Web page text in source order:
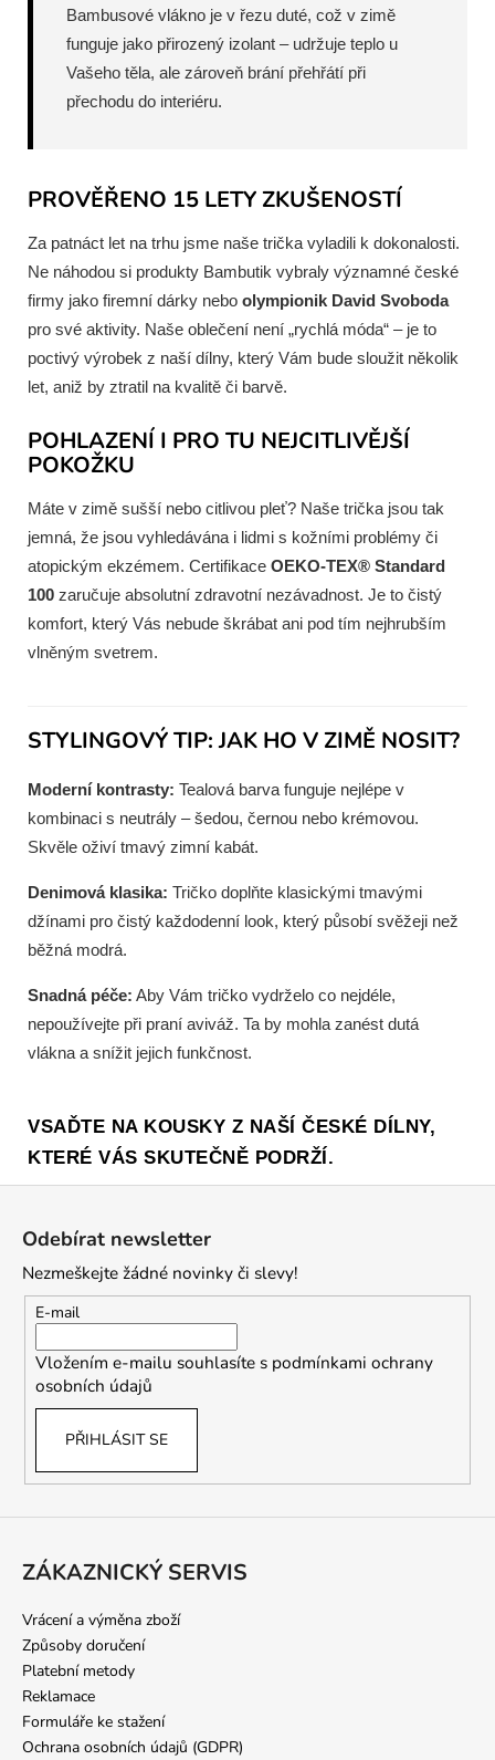
Bambusové vlákno je v řezu duté, což v zimě
funguje jako přirozený izolant – udržuje teplo u
Vašeho těla, ale zároveň brání přehřátí při
přechodu do interiéru.
PROVĚŘENO 15 LETY ZKUŠENOSTÍ
Za patnáct let na trhu jsme naše trička vyladili k dokonalosti.
Ne náhodou si produkty Bambutik vybraly významné české
firmy jako firemní dárky nebo olympionik David Svoboda
pro své aktivity. Naše oblečení není „rychlá móda“ – je to
poctivý výrobek z naší dílny, který Vám bude sloužit několik
let, aniž by ztratil na kvalitě či barvě.
POHLAZENÍ I PRO TU NEJCITLIVĚJŠÍ
POKOŽKU
Máte v zimě sušší nebo citlivou pleť? Naše trička jsou tak
jemná, že jsou vyhledávána i lidmi s kožními problémy či
atopickým ekzémem. Certifikace OEKO-TEX® Standard
100 zaručuje absolutní zdravotní nezávadnost. Je to čistý
komfort, který Vás nebude škrábat ani pod tím nejhrubším
vlněným svetrem.
STYLINGOVÝ TIP: JAK HO V ZIMĚ NOSIT?
Moderní kontrasty: Tealová barva funguje nejlépe v
kombinaci s neutrály – šedou, černou nebo krémovou.
Skvěle oživí tmavý zimní kabát.
Denimová klasika: Tričko doplňte klasickými tmavými
džínami pro čistý každodenní look, který působí svěžeji než
běžná modrá.
Snadná péče: Aby Vám tričko vydrželo co nejdéle,
nepoužívejte při praní aviváž. Ta by mohla zanést dutá
vlákna a snížit jejich funkčnost.
VSAĎTE NA KOUSKY Z NAŠÍ ČESKÉ DÍLNY,
KTERÉ VÁS SKUTEČNĚ PODRŽÍ.
Odebírat newsletter
Nezmeškejte žádné novinky či slevy!
E-mail
Vložením e-mailu souhlasíte s podmínkami ochrany
osobních údajů
PŘIHLÁSIT SE
ZÁKAZNICKÝ SERVIS
Vrácení a výměna zboží
Způsoby doručení
Platební metody
Reklamace
Formuláře ke stažení
Ochrana osobních údajů (GDPR)